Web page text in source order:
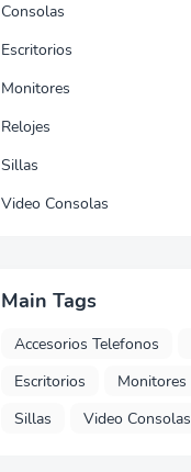
Consolas
Escritorios
Monitores
Relojes
Sillas
Video Consolas
Main Tags
Accesorios Telefonos
Escritorios
Monitores
Sillas
Video Consolas